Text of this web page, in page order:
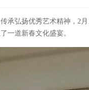
承弘扬优秀艺术精神，2
一道新春文化盛宴。